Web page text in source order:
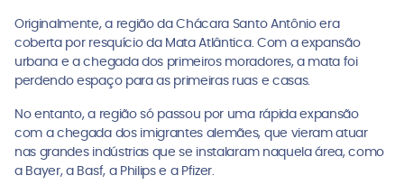
Originalmente, a região da Chácara Santo Antônio era
coberta por resquício da Mata Atlântica. Com a expansão
urbana e a chegada dos primeiros moradores, a mata foi
perdendo espaço para as primeiras ruas e casas.
No entanto, a região só passou por uma rápida expansão
com a chegada dos imigrantes alemães, que vieram atuar
nas grandes indústrias que se instalaram naquela área, como
a Bayer, a Basf, a Philips e a Pfizer.